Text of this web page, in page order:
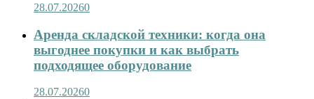
28.07.20260
Аренда складской техники: когда она
выгоднее покупки и как выбрать
подходящее оборудование
28.07.20260